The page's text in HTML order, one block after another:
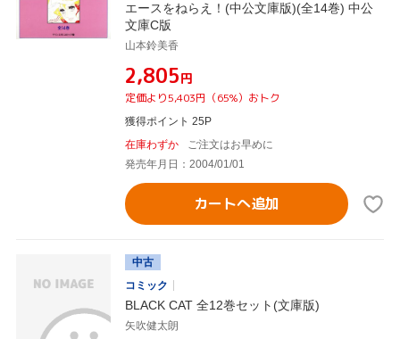
エースをねらえ！(中公文庫版)(全14巻) 中公
文庫C版
山本鈴美香
¥2,805円
定価より5,403円（65%）おトク
獲得ポイント 25P
在庫わずか
ご注文はお早めに
発売年月日：2004/01/01
カートへ追加
中古
コミック
BLACK CAT 全12巻セット(文庫版)
矢吹健太朗